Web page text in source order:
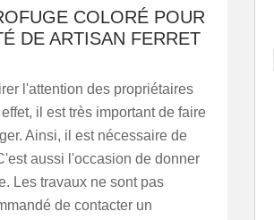
COLORÉ POUR
DE ARTISAN FERRET
l'attention des propriétaires
il est très important de faire
Ainsi, il est nécessaire de
aussi l'occasion de donner
Les travaux ne sont pas
de contacter un